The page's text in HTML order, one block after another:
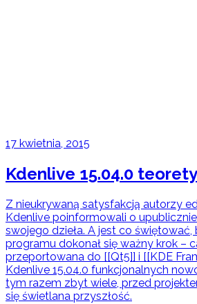
17 kwietnia, 2015
Kdenlive 15.04.0
Z nieukrywaną satysfakcją autorzy
Kdenlive poinformowali o
swojego dzieła. A jest co
programu dokonał się ważny krok –
przeportowana do [[Qt5]] i [[KDE
Kdenlive 15.04.0 funkcjonalnych
tym razem zbyt wiele, przed
się świetlana przyszłość.